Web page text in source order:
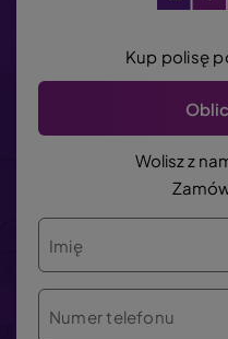
Kup polisę
Wolisz z
Imię
Numer telefonu